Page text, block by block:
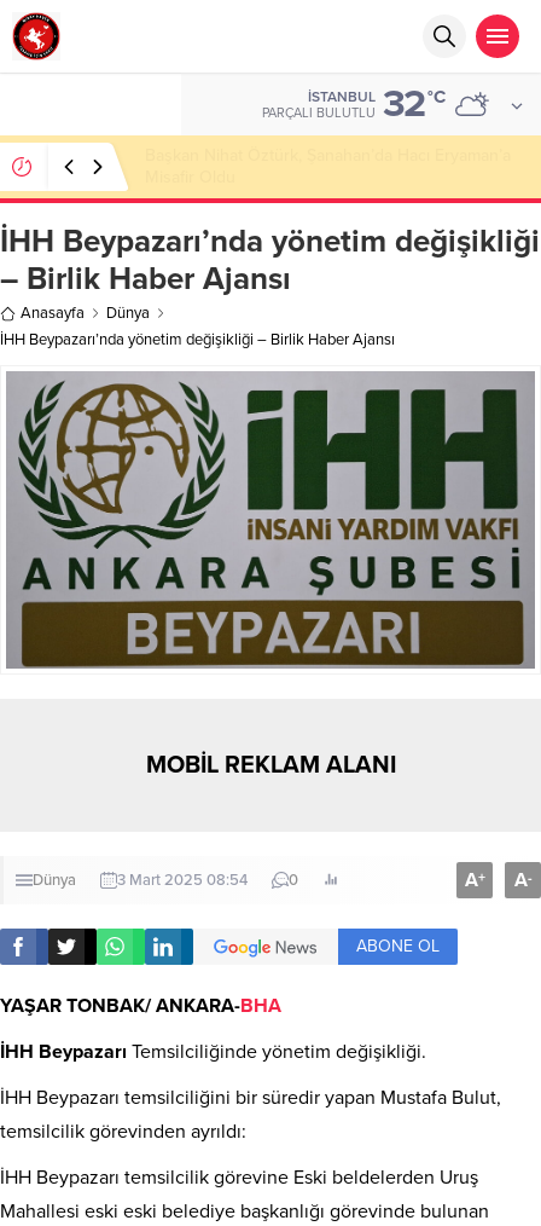
İSTANBUL
PARÇALI BULUTLU 32°C
İHH Beypazarı’nda yönetim değişikliği
– Birlik Haber Ajansı
Anasayfa
Dünya
İHH Beypazarı’nda yönetim değişikliği – Birlik Haber Ajansı
MOBİL REKLAM ALANI
Dünya 3 Mart 2025 08:54 0 A+ A-
ABONE OL
YAŞAR TONBAK/ ANKARA-BHA
İHH Beypazarı Temsilciliğinde yönetim değişikliği.
İHH Beypazarı temsilciliğini bir süredir yapan Mustafa Bulut,
temsilcilik görevinden ayrıldı:
İHH Beypazarı temsilcilik görevine Eski beldelerden Uruş
Mahallesi eski eski belediye başkanlığı görevinde bulunan